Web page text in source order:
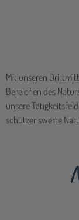
Mit unseren
Bereichen des
unsere
schützenswerte